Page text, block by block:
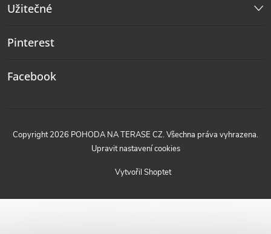
Užitečné
Pinterest
Facebook
Vytvořil Shoptet
Copyright 2026 POHODA NA TERASE CZ. Všechna práva vyhrazena.
Upravit nastavení cookies